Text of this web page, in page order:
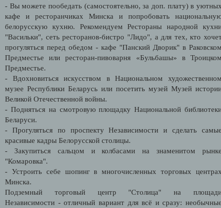
- Вы можете пообедать (самостоятельно, за доп. плату) в
кафе и ресторанчиках Минска и попробовать
белорусскую кухню. Рекомендуем Рестораны народной
"Васильки", сеть ресторанов-бистро "Лидо", а для тех, кто
прогуляться перед обедом - кафе "Панский Дворик" в
Предместье или ресторан-пивоварня «Бульбашы» в
Предместье.
- Вдохновиться искусством в Национальном
музее Республики Беларусь или посетить музей Музей
Великой Отечественной войны.
- Подняться на смотровую площадку Национальной
Беларуси.
- Прогуляться по проспекту Независимости и сделать
красивые кадры Белорусской столицы.
- Закупиться сальцом и колбасами на знаменитом
"Комаровка".
- Устроить себе шопинг в многочисленных торговых
Минска.
Подземный торговый центр "Столица" на
Независимости - отличный вариант для всё и сразу: